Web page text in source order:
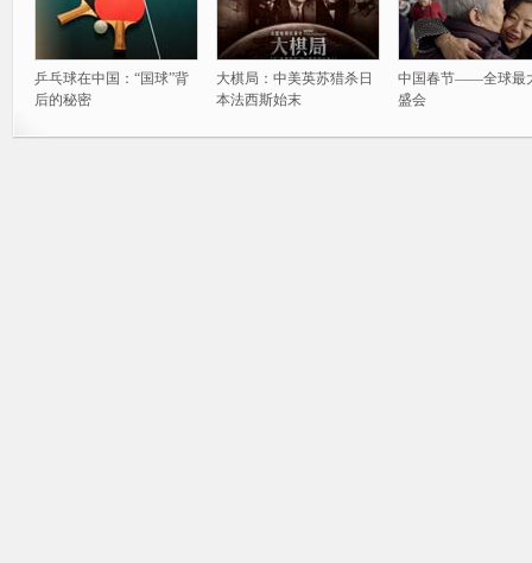
乒乓球在中国：“国球”背
后的秘密
大棋局：中美英苏猎杀日
本法西斯始末
中国春节——全球最
盛会